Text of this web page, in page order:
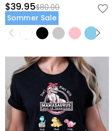
$39.95$80.00
Sommer Sale